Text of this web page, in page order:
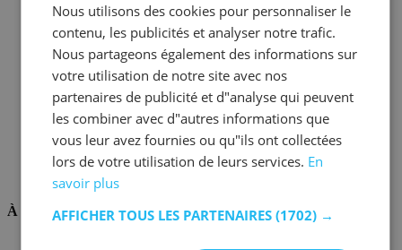
Commander chez Emob
Modalités de paiement
Livraison et expédition
Service et garantie
Annuler ou retourner
Réclamations
Astuces de montage
Conseils d'entretien
Mot de passe oublié?
FAQ
Stockage & Fulfilment
À propos de nous
Nous utilisons des cookies pour personnaliser le
contenu, les publicités et analyser notre trafic.
Nous partageons également des informations sur
votre utilisation de notre site avec nos
partenaires de publicité et d"analyse qui peuvent
les combiner avec d"autres informations que
vous leur avez fournies ou qu"ils ont collectées
lors de votre utilisation de leurs services. En
savoir plus
AFFICHER TOUS LES PARTENAIRES (1702) →